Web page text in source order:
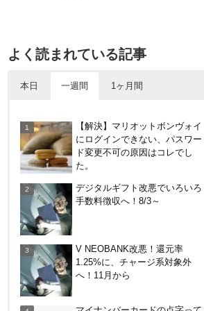
よく読まれている記事
本日 一週間 1ヶ月間
1.25%に、チャージ系対象外
へ！11月から
が。無料らしいので加入したけ
ど勧誘ヤバいかな
ードでファミペイにクレジット
カードチャージすると5%還元
に！
【解決】マリオットボンヴォイ
にログインできない、パスワー
ド変更不可の原因はコレでし
た。
デジタルギフト改悪でいろいろ
手数料徴収へ！8/3～
V NEOBANK改悪！還元率
1.25%に、チャージ系対象外
へ！11月から